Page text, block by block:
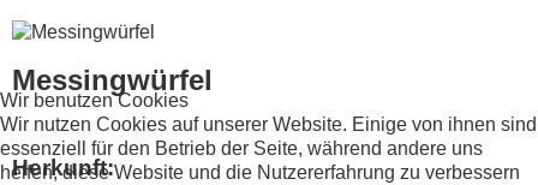
Messingwürfel
Herkunft:
Wir benutzen Cookies
Wir nutzen Cookies auf unserer Website. Einige von ihnen sind
essenziell für den Betrieb der Seite, während andere uns
helfen, diese Website und die Nutzererfahrung zu verbessern